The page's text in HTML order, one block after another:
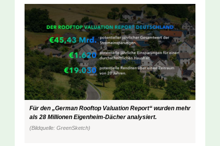
Für den „German Rooftop Valuation Report“ wurden mehr
als 28 Millionen Eigenheim-Dächer analysiert.
(Bildquelle: GreenSketch)